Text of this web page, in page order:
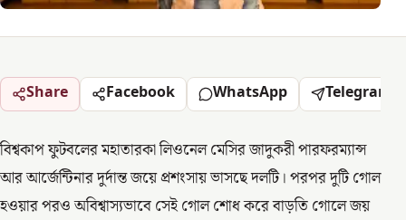
Share Facebook WhatsApp Telegram
বিশ্বকাপ ফুটবলের মহাতারকা লিওনেল মেসির জাদুকরী পারফরম্যান্স
আর আর্জেন্টিনার দুর্দান্ত জয়ে প্রশংসায় ভাসছে দলটি। পরপর দুটি গোল
হওয়ার পরও অবিশ্বাস্যভাবে সেই গোল শোধ করে বাড়তি গোলে জয়